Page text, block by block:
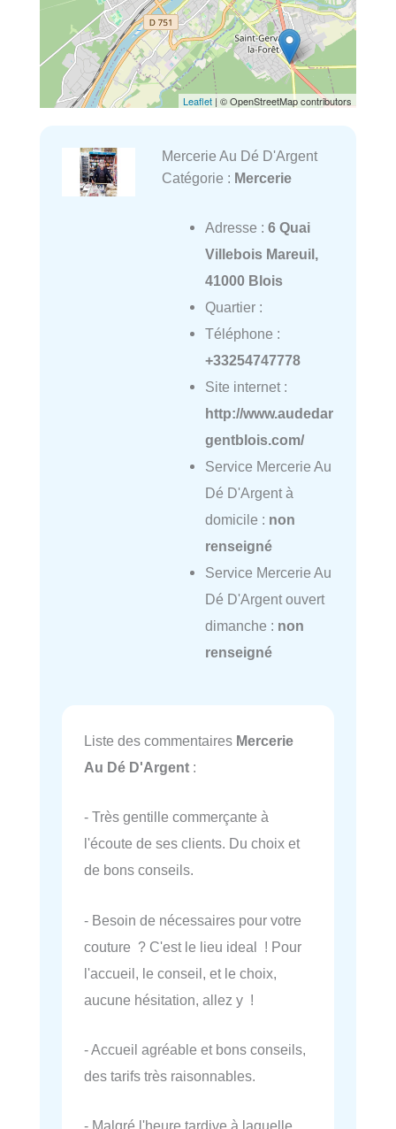
Leaflet | © OpenStreetMap contributors
Mercerie Au Dé D'Argent
Catégorie : Mercerie
Adresse : 6 Quai
Villebois Mareuil,
41000 Blois
Quartier :
Téléphone :
+33254747778
Site internet :
http://www.audedar
gentblois.com/
Service Mercerie Au
Dé D'Argent à
domicile : non
renseigné
Service Mercerie Au
Dé D'Argent ouvert
dimanche : non
renseigné
Liste des commentaires Mercerie
Au Dé D'Argent :
- Très gentille commerçante à
l'écoute de ses clients. Du choix et
de bons conseils.
- Besoin de nécessaires pour votre
couture ? C'est le lieu ideal ! Pour
l'accueil, le conseil, et le choix,
aucune hésitation, allez y !
- Accueil agréable et bons conseils,
des tarifs très raisonnables.
- Malgré l'heure tardive à laquelle